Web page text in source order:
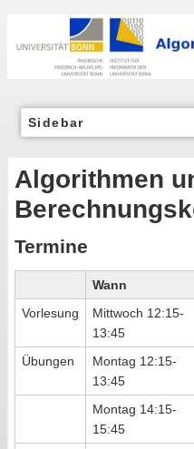
Sidebar
Algorithmen
Termine
Wann
Vorlesung
Mittwoch 12:15-
13:45
Übungen
Montag 12:15-
13:45
Montag 14:15-
15:45